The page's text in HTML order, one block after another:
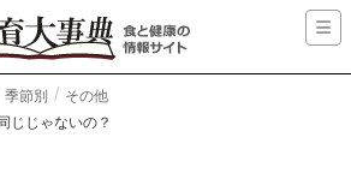
季節別
その他
じじゃないの？